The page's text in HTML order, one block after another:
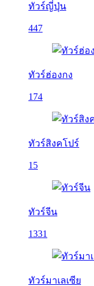
ทัวร์ญี่ปุ่น
447
ทัวร์ฮ่องกง
174
ทัวร์สิงคโปร์
15
ทัวร์จีน
1331
ทัวร์มาเลเซีย